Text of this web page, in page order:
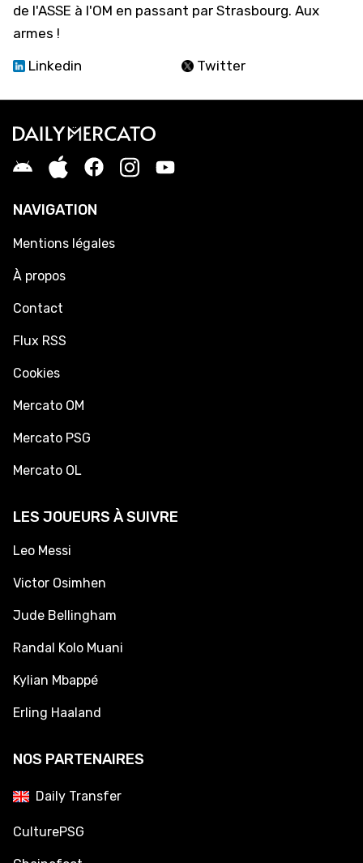
de l'ASSE à l'OM en passant par Strasbourg. Aux
armes !
Linkedin
Twitter
NAVIGATION
Mentions légales
À propos
Contact
Flux RSS
Cookies
Mercato OM
Mercato PSG
Mercato OL
LES JOUEURS À SUIVRE
Leo Messi
Victor Osimhen
Jude Bellingham
Randal Kolo Muani
Kylian Mbappé
Erling Haaland
NOS PARTENAIRES
Daily Transfer
CulturePSG